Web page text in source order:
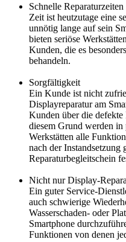
Schnelle
Zeit ist heutzutage eine
unnötig lange auf sein
bieten seriöse
Kunden, die es
behandeln.
Sorgfältigkeit
Ein Kunde ist nicht
Displayreparatur am
Kunden über die
diesem Grund werden
Werkstätten alle
nach der Instandsetzung
Reparaturbegleitschein
Nicht nur Display-
Ein guter Service-
auch schwierige
Wasserschaden- oder
Smartphone
Funktionen von denen